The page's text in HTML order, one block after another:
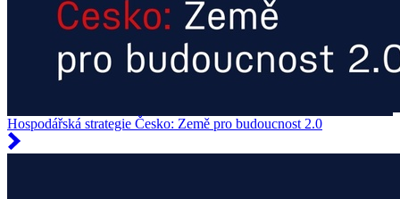
Hospodářská strategie Česko: Země pro budoucnost 2.0